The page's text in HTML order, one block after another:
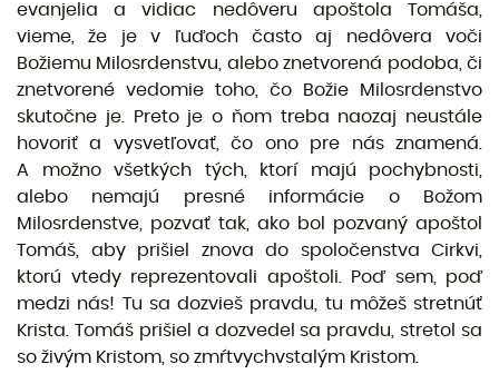
evanjelia a vidiac nedôveru apoštola Tomáša,
vieme, že je v ľuďoch často aj nedôvera voči
Božiemu Milosrdenstvu, alebo znetvorená podoba, či
znetvorené vedomie toho, čo Božie Milosrdenstvo
skutočne je. Preto je o ňom treba naozaj neustále
hovoriť a vysvetľovať, čo ono pre nás znamená.
A možno všetkých tých, ktorí majú pochybnosti,
alebo nemajú presné informácie o Božom
Milosrdenstve, pozvať tak, ako bol pozvaný apoštol
Tomáš, aby prišiel znova do spoločenstva Cirkvi,
ktorú vtedy reprezentovali apoštoli. Poď sem, poď
medzi nás! Tu sa dozvieš pravdu, tu môžeš stretnúť
Krista. Tomáš prišiel a dozvedel sa pravdu, stretol sa
so živým Kristom, so zmŕtvychvstalým Kristom.